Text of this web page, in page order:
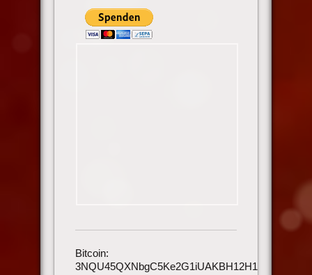
Bitcoin:
3NQU45QXNbgC5Ke2G1iUAKBH12H1h3UmAu